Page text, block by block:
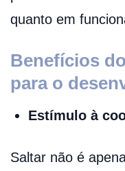
quanto em
Benefícios
para o
Estímulo à
Saltar não é